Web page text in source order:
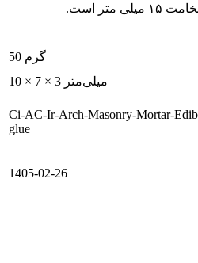
است.
50 گرم
10 × 7 × 3 میلی‌متر
Ci-AC-Ir-Arch-Masonry-Mortar-
glue
1405-02-26